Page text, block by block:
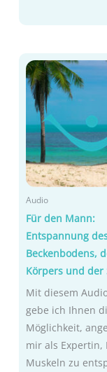
Audio
Für den Mann:
Entspannung
Beckenbodens,
Körpers und der
Mit diesem
gebe ich Ihnen
Möglichkeit,
mir als Expertin,
Muskeln zu